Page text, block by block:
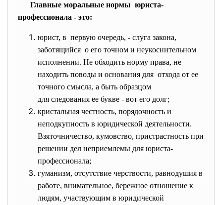
Главные моральные нормы юриста-
профессионала - это:
юрист, в первую очередь, - слуга закона,
заботящийся о его точном и неукоснительном
исполнении. Не обходить норму права, не
находить поводы и основания для отхода от ее
точного смысла, а быть образцом
для следования ее букве - вот его долг;
кристальная честность, порядочность и
неподкупность в юридической деятельности.
Взяточничество, кумовство, пристрастность при
решении дел неприемлемы для юриста-
профессионала;
гуманизм, отсутствие черствости, равнодушия в
работе, внимательное, бережное отношение к
людям, участвующим в юридической